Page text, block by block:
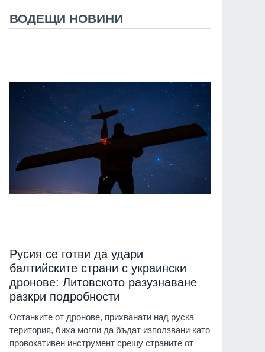
ВОДЕЩИ НОВИНИ
Русия се готви да удари
балтийските страни с украински
дронове: Литовското разузнаване
разкри подробности
Останките от дронове, прихванати над руска
територия, биха могли да бъдат използвани като
провокативен инструмент срещу страните от